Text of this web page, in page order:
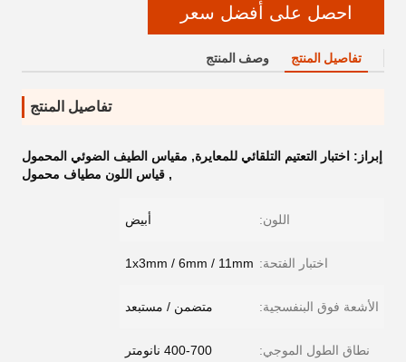
احصل على أفضل سعر
تفاصيل المنتج وصف المنتج
تفاصيل المنتج
إبراز: اختبار التعتيم التلقائي للمعايرة, مقياس الطيف الضوئي المحمول
, قياس اللون مطياف محمول
اللون: أبيض
اختبار الفتحة: 1x3mm / 6mm / 11mm
الأشعة فوق البنفسجية: متضمن / مستبعد
نطاق الطول الموجي: 400-700 نانومتر